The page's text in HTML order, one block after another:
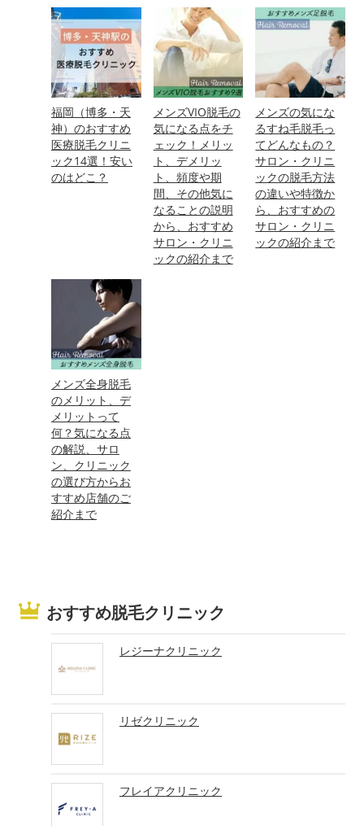
福岡（博多・天
神）のおすすめ
医療脱毛クリニ
ック14選！安い
のはどこ？
メンズVIO脱毛の
気になる点をチ
ェック！メリッ
ト、デメリッ
ト、頻度や期
間、その他気に
なることの説明
から、おすすめ
サロン・クリニ
ックの紹介まで
メンズの気にな
るすね毛脱毛っ
てどんなもの？
サロン・クリニ
ックの脱毛方法
の違いや特徴か
ら、おすすめの
サロン・クリニ
ックの紹介まで
メンズ全身脱毛
のメリット、デ
メリットって
何？気になる点
の解説、サロ
ン、クリニック
の選び方からお
すすめ店舗のご
紹介まで
おすすめ脱毛クリニック
レジーナクリニック
リゼクリニック
フレイアクリニック